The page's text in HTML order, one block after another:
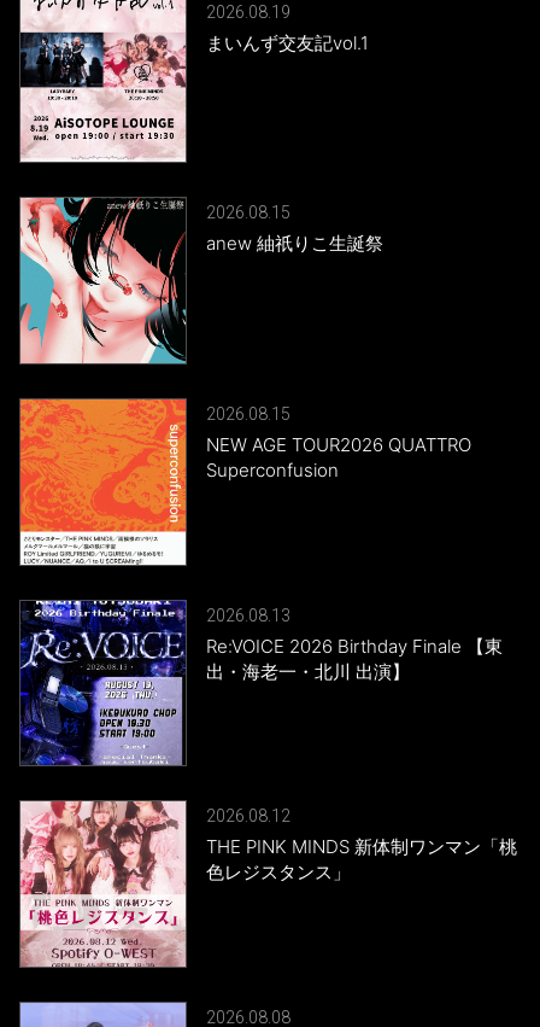
2026.08.19
まいんず交友記vol.1
2026.08.15
anew 紬祇りこ生誕祭
2026.08.15
NEW AGE TOUR2026 QUATTRO
Superconfusion
2026.08.13
Re:VOICE 2026 Birthday Finale 【東
出・海老一・北川 出演】
2026.08.12
THE PINK MINDS 新体制ワンマン「桃
色レジスタンス」
2026.08.08